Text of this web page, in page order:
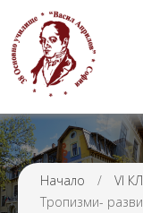
Начало / VI
Тропизми-